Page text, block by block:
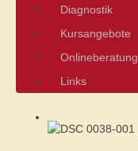
Diagnostik
Kursangebote
Onlineberatung
Links